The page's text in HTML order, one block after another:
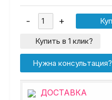
Купить в 1 клик?
Нужна консультация?
ДОСТАВКА